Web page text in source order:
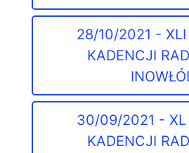
28/10/2021 - XLI
KADENCJI
30/09/2021 - XL
KADENCJI